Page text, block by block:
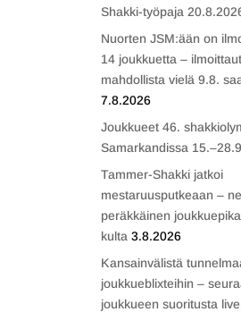
Shakki-työpaja
Nuorten JSM:ään on
14 joukkuetta –
mahdollista vielä 9.8.
7.8.2026
Joukkueet 46.
Samarkandissa
Tammer-Shakki jatkoi
mestaruusputkeaan –
peräkkäinen
kulta 3.8.2026
Kansainvälistä
joukkueblixteihin –
joukkueen suoritusta